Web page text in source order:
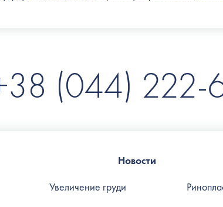
(044) 222-
Новости
Увеличение груди